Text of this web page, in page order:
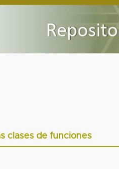
clases de funciones